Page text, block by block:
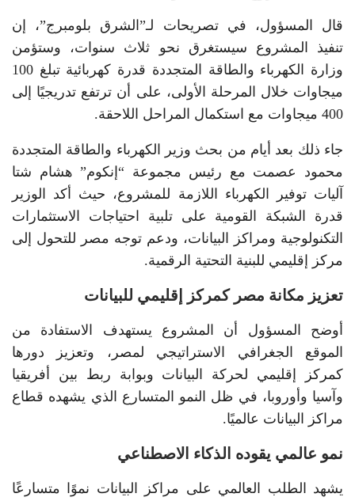
قال المسؤول، في تصريحات لـ”الشرق بلومبرج”، إن
تنفيذ المشروع سيستغرق نحو ثلاث سنوات، وستؤمن
وزارة الكهرباء والطاقة المتجددة قدرة كهربائية تبلغ 100
ميجاوات خلال المرحلة الأولى، على أن ترتفع تدريجيًا إلى
400 ميجاوات مع استكمال المراحل اللاحقة.
جاء ذلك بعد أيام من بحث وزير الكهرباء والطاقة المتجددة
محمود عصمت مع رئيس مجموعة “إنكوم” هشام شتا
آليات توفير الكهرباء اللازمة للمشروع، حيث أكد الوزير
قدرة الشبكة القومية على تلبية احتياجات الاستثمارات
التكنولوجية ومراكز البيانات، ودعم توجه مصر للتحول إلى
مركز إقليمي للبنية التحتية الرقمية.
تعزيز مكانة مصر كمركز إقليمي للبيانات
أوضح المسؤول أن المشروع يستهدف الاستفادة من
الموقع الجغرافي الاستراتيجي لمصر، وتعزيز دورها
كمركز إقليمي لحركة البيانات وبوابة ربط بين أفريقيا
وآسيا وأوروبا، في ظل النمو المتسارع الذي يشهده قطاع
مراكز البيانات عالميًا.
نمو عالمي يقوده الذكاء الاصطناعي
يشهد الطلب العالمي على مراكز البيانات نموًا متسارعًا